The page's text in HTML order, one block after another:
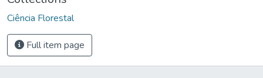
Ciência Florestal
Full item page